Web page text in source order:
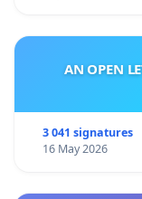
AN OPEN
3 041 signatures
16 May 2026